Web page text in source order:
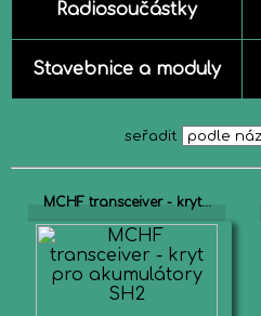
Radiosoučástky
Stavebnice a moduly
seřadit
MCHF transceiver - kryt...